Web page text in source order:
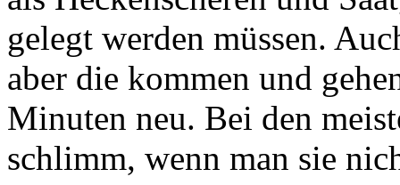
gelegt werden müssen.
aber die kommen und
Minuten neu. Bei den
schlimm, wenn man sie